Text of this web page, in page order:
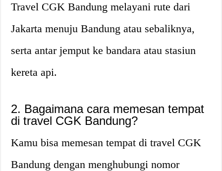
Travel CGK Bandung melayani rute dari
Jakarta menuju Bandung atau sebaliknya,
serta antar jemput ke bandara atau stasiun
kereta api.
2. Bagaimana cara memesan tempat
di travel CGK Bandung?
Kamu bisa memesan tempat di travel CGK
Bandung dengan menghubungi nomor